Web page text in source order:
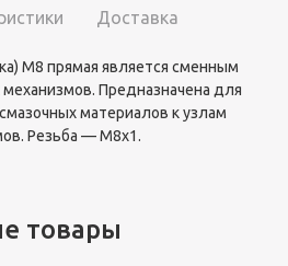
Доставка
М8 прямая является сменным
Предназначена для
материалов к узлам
Резьба — М8х1.
товары